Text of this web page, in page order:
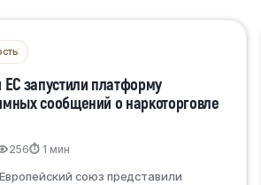
ЕС запустили платформу
сообщений о наркоторговле
256⏱ 1 мин
союз представили